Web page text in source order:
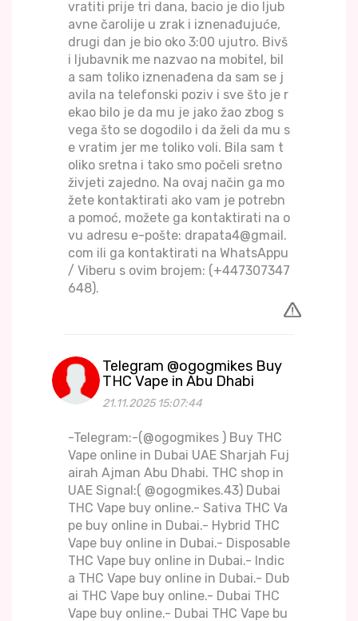
vratiti prije tri dana, bacio je dio ljub
avne čarolije u zrak i iznenađujuće,
drugi dan je bio oko 3:00 ujutro. Bivš
i ljubavnik me nazvao na mobitel, bil
a sam toliko iznenađena da sam se j
avila na telefonski poziv i sve što je r
ekao bilo je da mu je jako žao zbog s
vega što se dogodilo i da želi da mu s
e vratim jer me toliko voli. Bila sam t
oliko sretna i tako smo počeli sretno
živjeti zajedno. Na ovaj način ga mo
žete kontaktirati ako vam je potrebn
a pomoć, možete ga kontaktirati na o
vu adresu e-pošte: drapata4@gmail.
com ili ga kontaktirati na WhatsAppu
/ Viberu s ovim brojem: (+447307347
648).
Telegram @ogogmikes Buy
THC Vape in Abu Dhabi
21.11.2025 15:07:44
-Telegram:-(@ogogmikes ) Buy THC
Vape online in Dubai UAE Sharjah Fuj
airah Ajman Abu Dhabi. THC shop in
UAE Signal:( @ogogmikes.43) Dubai
THC Vape buy online.- Sativa THC Va
pe buy online in Dubai.- Hybrid THC
Vape buy online in Dubai.- Disposable
THC Vape buy online in Dubai.- Indic
a THC Vape buy online in Dubai.- Dub
ai THC Vape buy online.- Dubai THC
Vape buy online.- Dubai THC Vape bu